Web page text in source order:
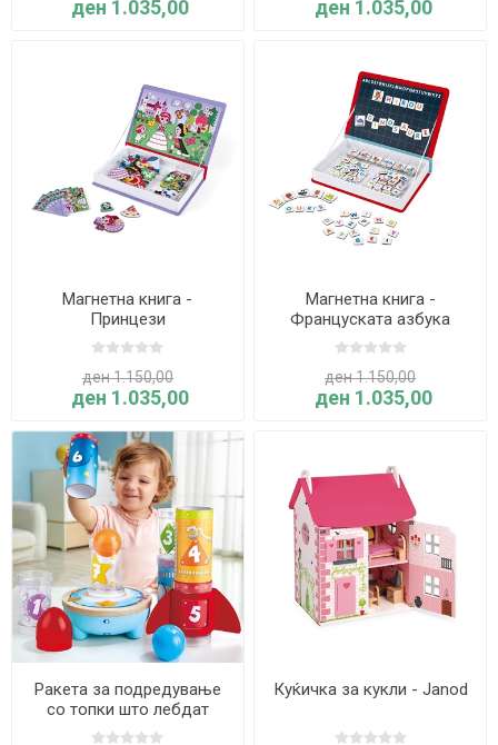
ден 1.035,00 ден 1.035,00
Магнетна книга -
Принцези
ден 1.150,00
ден 1.035,00
Магнетна книга -
Француската азбука
ден 1.150,00
ден 1.035,00
Ракета за подредување
со топки што лебдат
Куќичка за кукли - Janod